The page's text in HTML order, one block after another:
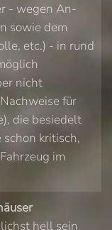
- wegen An-
sowie dem
etc.) - in rund
nicht
für
die besiedelt
kritisch,
im
hell sein